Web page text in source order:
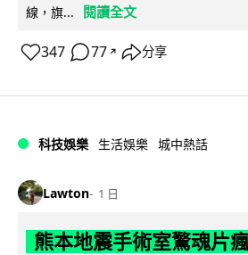
線，旗...
閱讀全文
347 77 ↗ 分享
科技娛樂 生活娛樂 城中熱話
Lawton 1 日
熊本地震手術室驚魂片